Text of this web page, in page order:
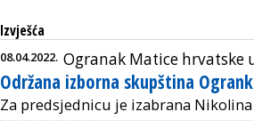
Izvješća
08.04.2022. Ogranak Matice hrvatske
Održana izborna skupština
Za predsjednicu je izabrana Nikolina